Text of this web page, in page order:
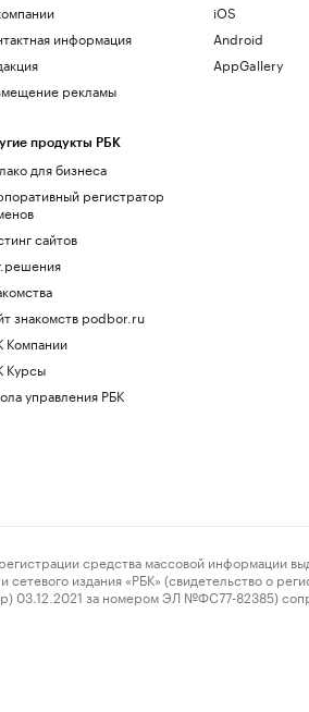
информация
рекламы
продукты РБК
для бизнеса
регистратор
сайтов
знакомств podbor.ru
Компании
Курсы
управления РБК
iOS
Android
AppGallery
средства массовой информации
издания «РБК» (свидетельство о
03.12.2021 за номером ЭЛ №ФС77-82385)